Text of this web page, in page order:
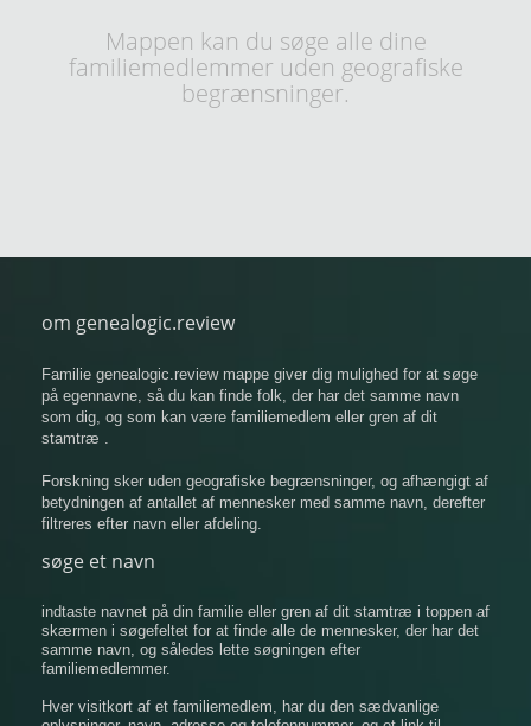
Mappen kan du søge alle dine
familiemedlemmer uden geografiske
begrænsninger.
om genealogic.review
Familie genealogic.review mappe giver dig mulighed for at søge
på egennavne, så du kan finde folk, der har det samme navn
som dig, og som kan være familiemedlem eller gren af ​​dit
stamtræ .
Forskning sker uden geografiske begrænsninger, og afhængigt af
betydningen af ​​antallet af mennesker med samme navn, derefter
filtreres efter navn eller afdeling.
søge et navn
indtaste navnet på din familie eller gren af ​​dit stamtræ i toppen af
​​skærmen i søgefeltet for at finde alle de mennesker, der har det
samme navn, og således lette søgningen efter
familiemedlemmer.
Hver visitkort af et familiemedlem, har du den sædvanlige